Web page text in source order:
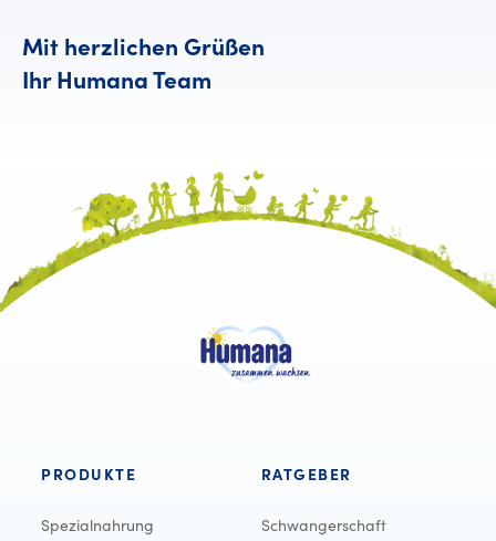
Mit herzlichen Grüßen
Ihr Humana Team
PRODUKTE
Spezialnahrung
RATGEBER
Schwangerschaft